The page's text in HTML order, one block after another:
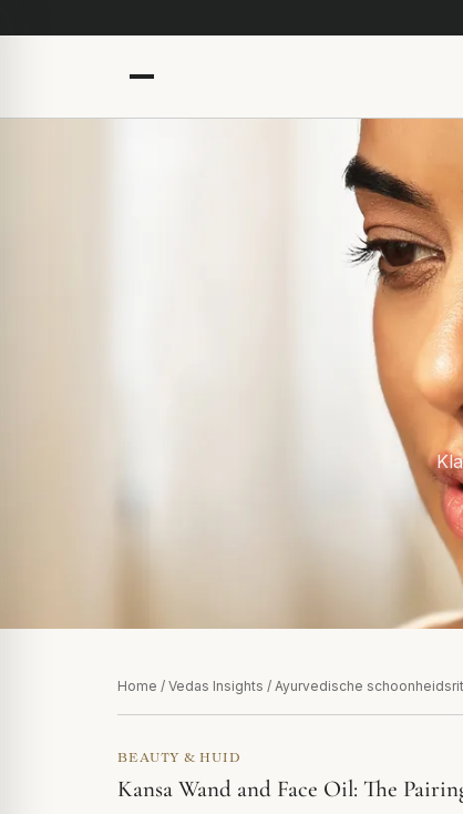
Home / Vedas Insights / Ayurvedische
BEAUTY & HUID
Kansa Wand and Face Oil: The